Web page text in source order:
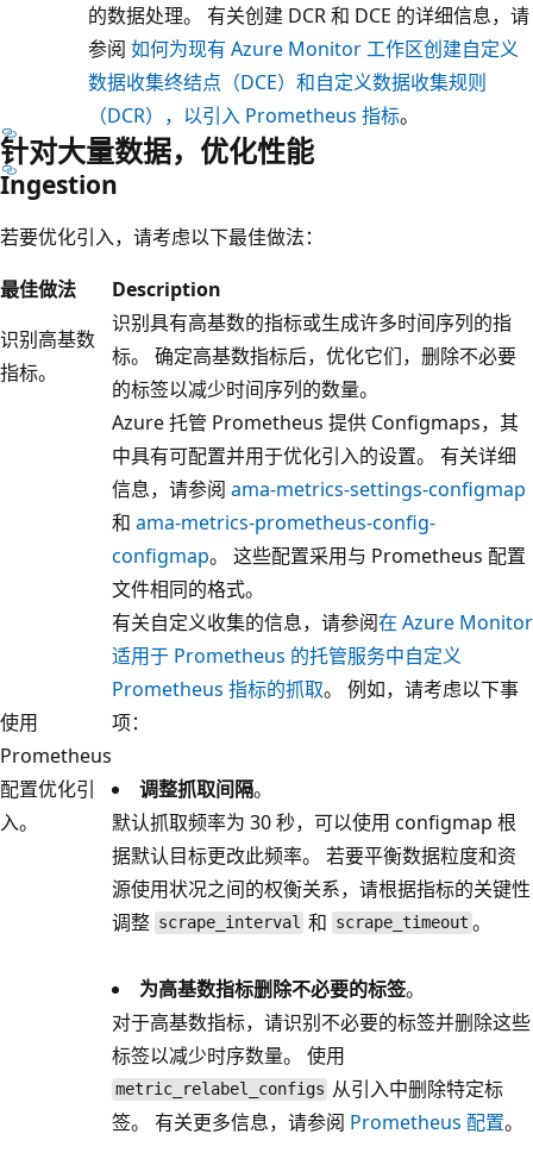
的数据处理。 有关创建 DCR 和 DCE 的详细信息，请
参阅 如何为现有 Azure Monitor 工作区创建自定义
数据收集终结点（DCE）和自定义数据收集规则
（DCR），以引入 Prometheus 指标。
针对大量数据，优化性能
Ingestion
若要优化引入，请考虑以下最佳做法：
最佳做法
Description
识别高基数
指标。
识别具有高基数的指标或生成许多时间序列的指
标。 确定高基数指标后，优化它们，删除不必要
的标签以减少时间序列的数量。
使用
Prometheus
配置优化引
入。
Azure 托管 Prometheus 提供 Configmaps，其
中具有可配置并用于优化引入的设置。 有关详细
信息，请参阅 ama-metrics-settings-configmap
和 ama-metrics-prometheus-config-
configmap。 这些配置采用与 Prometheus 配置
文件相同的格式。
有关自定义收集的信息，请参阅在 Azure Monitor
适用于 Prometheus 的托管服务中自定义
Prometheus 指标的抓取。 例如，请考虑以下事
项：
调整抓取间隔。
默认抓取频率为 30 秒，可以使用 configmap 根
据默认目标更改此频率。 若要平衡数据粒度和资
源使用状况之间的权衡关系，请根据指标的关键性
调整 scrape_interval 和 scrape_timeout 。
为高基数指标删除不必要的标签。
对于高基数指标，请识别不必要的标签并删除这些
标签以减少时序数量。 使用
metric_relabel_configs 从引入中删除特定标
签。 有关更多信息，请参阅 Prometheus 配置。